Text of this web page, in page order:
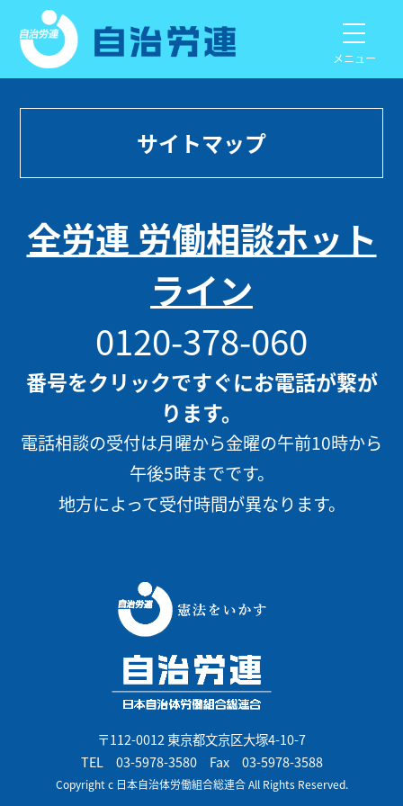
メニュー
サイトマップ
全労連 労働相談ホット
ライン
0120-378-060
番号をクリックですぐにお電話が繋が
ります。
電話相談の受付は月曜から金曜の午前10時から
午後5時までです。
地方によって受付時間が異なります。
〒112-0012 東京都文京区大塚4-10-7
TEL 03-5978-3580Fax 03-5978-3588
Copyright c 日本自治体労働組合総連合 All Rights Reserved.